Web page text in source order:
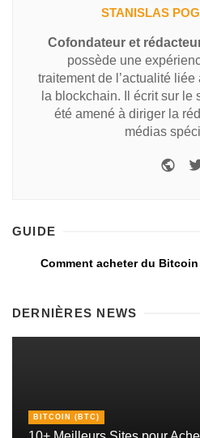
STANISLAS
Cofondateur et
possède une
traitement de l’actualité
la blockchain. Il écrit sur le
été amené à diriger la
médias
GUIDE
Comment acheter du Bitcoin
DERNIÈRES NEWS
BITCOIN (BTC)